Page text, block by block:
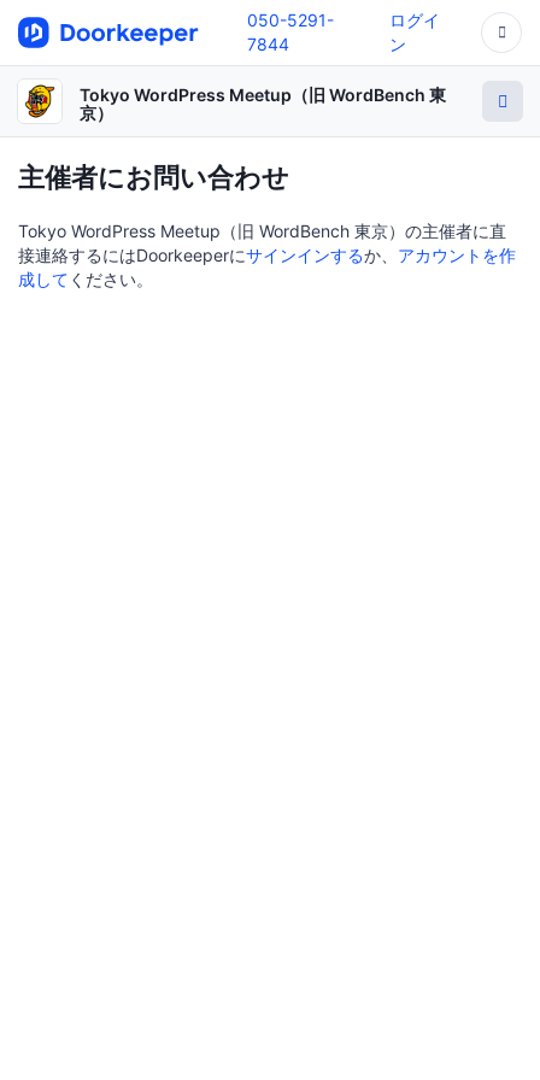
050-5291-
7844
ログイ
ン
Tokyo WordPress Meetup（旧 WordBench 東
京）
主催者にお問い合わせ
Tokyo WordPress Meetup（旧 WordBench 東京）の主催者に直
接連絡するにはDoorkeeperにサインインするか、 アカウントを作
成して ください。